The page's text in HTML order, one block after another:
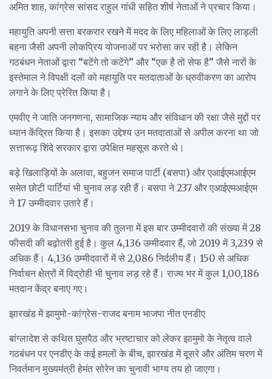
अमित शाह, कांग्रेस सांसद राहुल गांधी सहित शीर्ष नेताओं ने प्रचार किया।
महायुति अपनी सत्ता बरकरार रखने में मदद के लिए महिलाओं के लिए लाड़ली
बहना जैसी अपनी लोकप्रिय योजनाओं पर भरोसा कर रही है। लेकिन
गठबंधन नेताओं द्वारा “बटेंगे तो कटेंगे” और “एक है तो सेफ है” जैसे नारों के
इस्तेमाल ने विपक्षी दलों को महायुति पर मतदाताओं के ध्रुवीकरण का आरोप
लगाने के लिए प्रेरित किया है।
एमवीए ने जाति जनगणना, सामाजिक न्याय और संविधान की रक्षा जैसे मुद्दों पर
ध्यान केंद्रित किया है। इसका उद्देश्य उन मतदाताओं से अपील करना था जो
सत्तारूढ़ शिंदे सरकार द्वारा उपेक्षित महसूस करते थे।
बड़े खिलाड़ियों के अलावा, बहुजन समाज पार्टी (बसपा) और एआईएमआईएम
समेत छोटी पार्टियां भी चुनाव लड़ रही हैं। बसपा ने 237 और एआईएमआईएम
ने 17 उम्मीदवार उतारे हैं।
2019 के विधानसभा चुनाव की तुलना में इस बार उम्मीदवारों की संख्या में 28
फीसदी की बढ़ोतरी हुई है। कुल 4,136 उम्मीदवार हैं, जो 2019 में 3,239 से
अधिक हैं। 4,136 उम्मीदवारों में से 2,086 निर्दलीय हैं। 150 से अधिक
निर्वाचन क्षेत्रों में विद्रोही भी चुनाव लड़ रहे हैं। राज्य भर में कुल 1,00,186
मतदान केंद्र बनाए गए।
झारखंड में झामुमो-कांग्रेस-राजद बनाम भाजपा नीत एनडीए
बांग्लादेश से कथित घुसपैठ और भ्रष्टाचार को लेकर झामुमो के नेतृत्व वाले
गठबंधन पर एनडीए के कई हमलों के बीच, झारखंड में दूसरे और अंतिम चरण में
निवर्तमान मुख्यमंत्री हेमंत सोरेन का चुनावी भाग्य तय हो जाएगा।